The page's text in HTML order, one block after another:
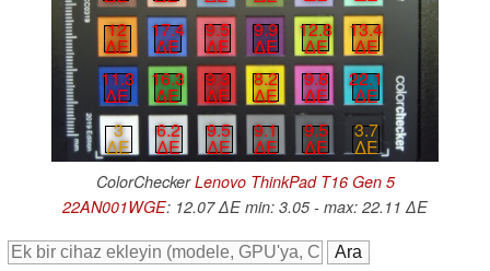
12
∆E
17.4
∆E
9.5
∆E
9.9
∆E
12.8
∆E
13.4
∆E
11.3
∆E
16.3
∆E
9.3
∆E
8.2
∆E
9.8
∆E
22.1
∆E
3
∆E
6.2
∆E
9.5
∆E
9.1
∆E
9.5
∆E
3.7
∆E
ColorCheckerLenovo ThinkPad T16 Gen 5
22AN001WGE: 12.07 ∆E min: 3.05 - max: 22.11 ∆E